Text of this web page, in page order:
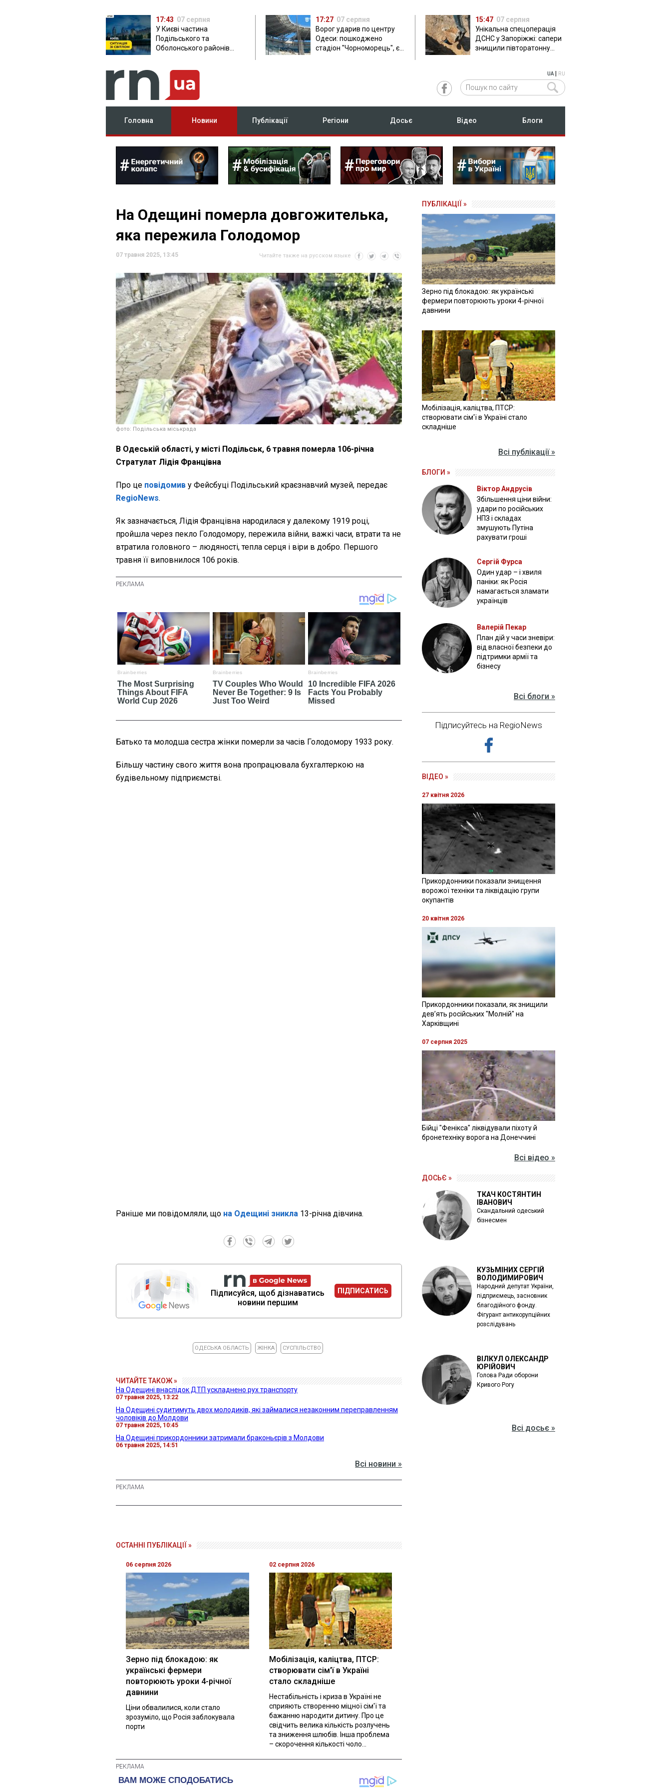
17:43 07 серпня
У Києві частина
Подільського та
Оболонського районів
17:27 07 серпня
Ворог ударив по центру
Одеси: пошкоджено
стадіон "Чорноморець", є
15:47 07 серпня
Унікальна спецоперація
ДСНС у Запоріжжі: сапери
знищили півторатонну
UA| RU
Головна Новини Публікації Регіони Досьє Відео Блоги
На Одещині померла довгожителька,
яка пережила Голодомор
07 травня 2025, 13:45 Читайте также на русском языке
фото: Подільська міськрада
В Одеській області, у місті Подільськ, 6 травня померла 106-річна
Стратулат Лідія Францівна
Про це повідомив у Фейсбуці Подільський краєзнавчий музей, передає
RegioNews.
Як зазначається, Лідія Францівна народилася у далекому 1919 році,
пройшла через пекло Голодомору, пережила війни, важкі часи, втрати та не
втратила головного – людяності, тепла серця і віри в добро. Першого
травня її виповнилося 106 років.
Батько та молодша сестра жінки померли за часів Голодомору 1933 року.
Більшу частину свого життя вона пропрацювала бухгалтеркою на
будівельному підприємстві.
Раніше ми повідомляли, що на Одещині зникла 13-річна дівчина.
Підписуйся, щоб дізнаватись
новини першим
ПІДПИСАТИСЬ
ОДЕСЬКА ОБЛАСТЬ ЖІНКА СУСПІЛЬСТВО
ЧИТАЙТЕ ТАКОЖ »
На Одещині внаслідок ДТП ускладнено рух транспорту
07 травня 2025, 13:22
На Одещині судитимуть двох молодиків, які займалися незаконним переправленням
чоловіків до Молдови
07 травня 2025, 10:45
На Одещині прикордонники затримали браконьєрів з Молдови
06 травня 2025, 14:51
Всі новини »
ОСТАННІ ПУБЛІКАЦІЇ »
06 серпня 2026
Зерно під блокадою: як
українські фермери
повторюють уроки 4-річної
давнини
Ціни обвалилися, коли стало
зрозуміло, що Росія заблокувала
порти
02 серпня 2026
Мобілізація, каліцтва, ПТСР:
створювати сім'ї в Україні
стало складніше
Нестабільність і криза в Україні не
сприяють створенню міцної сім'ї та
бажанню народити дитину. Про це
свідчить велика кількість розлучень
та зниження шлюбів. Інша проблема
– скорочення кількості чоло...
ПУБЛІКАЦІЇ »
Зерно під блокадою: як українські
фермери повторюють уроки 4-річної
давнини
Мобілізація, каліцтва, ПТСР:
створювати сім'ї в Україні стало
складніше
Всі публікації »
БЛОГИ »
Віктор Андрусів
Збільшення ціни війни:
удари по російських
НПЗ і складах
змушують Путіна
рахувати гроші
Сергій Фурса
Один удар – і хвиля
паніки: як Росія
намагається зламати
українців
Валерій Пекар
План дій у часи зневіри:
від власної безпеки до
підтримки армії та
бізнесу
Всі блоги »
Підписуйтесь на RegioNews
ВІДЕО »
27 квітня 2026
Прикордонники показали знищення
ворожої техніки та ліквідацію групи
окупантів
20 квітня 2026
Прикордонники показали, як знищили
девʼять російських "Молній" на
Харківщині
07 серпня 2025
Бійці "Фенікса" ліквідували піхоту й
бронетехніку ворога на Донеччині
Всі відео »
ДОСЬЄ »
ТКАЧ КОСТЯНТИН
ІВАНОВИЧ
Скандальний одеський
бізнесмен
КУЗЬМІНИХ СЕРГІЙ
ВОЛОДИМИРОВИЧ
Народний депутат України,
підприємець, засновник
благодійного фонду.
Фігурант антикорупційних
розслідувань
ВІЛКУЛ ОЛЕКСАНДР
ЮРІЙОВИЧ
Голова Ради оборони
Кривого Рогу
Всі досьє »